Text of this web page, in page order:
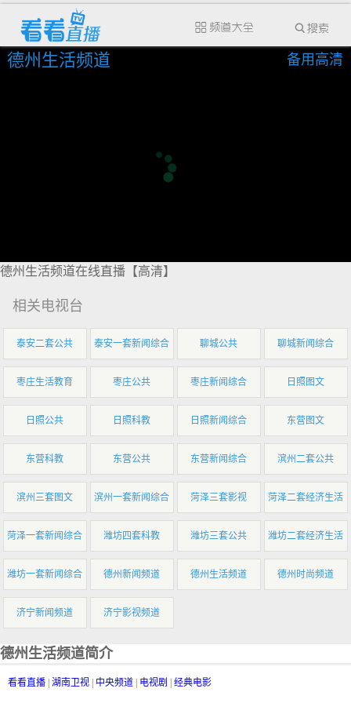
德州生活频道 备用高清
德州生活频道在线直播【高清】
相关电视台
泰安二套公共 泰安一套新闻综合 聊城公共 聊城新闻综合
枣庄生活教育 枣庄公共 枣庄新闻综合 日照图文
日照公共 日照科教 日照新闻综合 东营图文
东营科教 东营公共 东营新闻综合 滨州二套公共
滨州三套图文 滨州一套新闻综合 菏泽三套影视 菏泽二套经济生活
菏泽一套新闻综合 潍坊四套科教 潍坊三套公共 潍坊二套经济生活
潍坊一套新闻综合 德州新闻频道 德州生活频道 德州时尚频道
济宁新闻频道 济宁影视频道
德州生活频道简介
看看直播 湖南卫视 中央频道 电视剧 经典电影